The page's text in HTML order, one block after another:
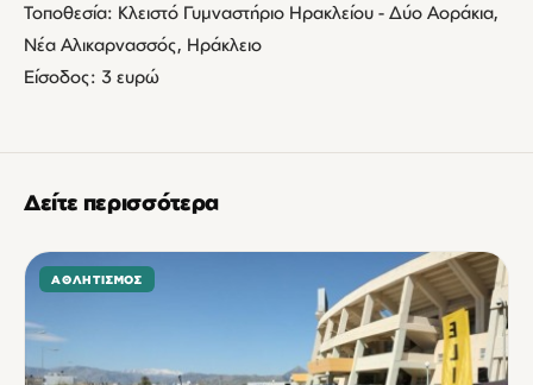
Τοποθεσία: Κλειστό Γυμναστήριο Ηρακλείου - Δύο Αοράκια,
Νέα Αλικαρνασσός, Ηράκλειο
Είσοδος: 3 ευρώ
Δείτε περισσότερα
ΑΘΛΗΤΙΣΜΌΣ